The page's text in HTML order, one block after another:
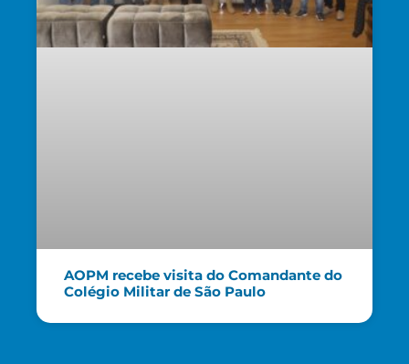
AOPM recebe visita do Comandante do
Colégio Militar de São Paulo